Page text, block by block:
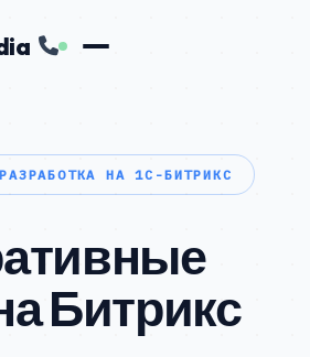
НА 1С-БИТРИКС
Битрикс